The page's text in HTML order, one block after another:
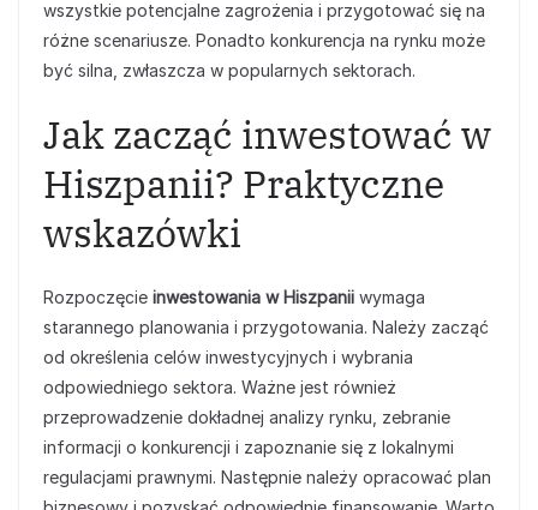
wszystkie potencjalne zagrożenia i przygotować się na
różne scenariusze. Ponadto konkurencja na rynku może
być silna, zwłaszcza w popularnych sektorach.
Jak zacząć inwestować w
Hiszpanii? Praktyczne
wskazówki
Rozpoczęcie inwestowania w Hiszpanii wymaga
starannego planowania i przygotowania. Należy zacząć
od określenia celów inwestycyjnych i wybrania
odpowiedniego sektora. Ważne jest również
przeprowadzenie dokładnej analizy rynku, zebranie
informacji o konkurencji i zapoznanie się z lokalnymi
regulacjami prawnymi. Następnie należy opracować plan